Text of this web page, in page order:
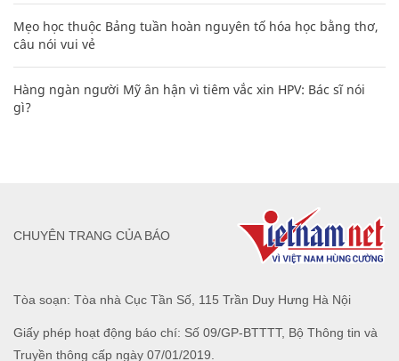
Mẹo học thuộc Bảng tuần hoàn nguyên tố hóa học bằng thơ,
câu nói vui vẻ
Hàng ngàn người Mỹ ân hận vì tiêm vắc xin HPV: Bác sĩ nói
gì?
Tòa soạn: Tòa nhà Cục Tần Số, 115 Trần Duy Hưng Hà Nội
Giấy phép hoạt động báo chí: Số 09/GP-BTTTT, Bộ Thông tin và
Truyền thông cấp ngày 07/01/2019.
CHUYÊN TRANG CỦA BÁO